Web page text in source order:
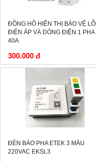
ĐỒNG HỒ HIỂN THỊ BẢO VỆ LỖI
ĐIỆN ÁP VÀ DÒNG ĐIỆN 1 PHA
40A
300.000 đ
ĐÈN BÁO PHA ETEK 3 MÀU
220VAC EKSL3